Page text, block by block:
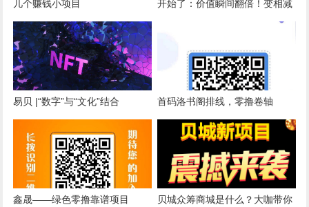
几个赚钱小项目
开始了：价值瞬间翻倍！变相减
产50%以上！刷子无处可逃！
易贝 |“数字”与“文化”结合
首码洛书阁排线，零撸卷轴
+NFT模式
鑫晟——绿色零撸靠谱项目
贝城众筹商城是什么？大咖带你